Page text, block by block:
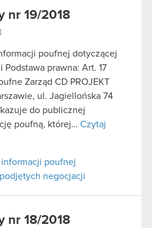
nr 19/2018
poufnej dotyczącej
prawna: Art. 17
Zarząd CD PROJEKT
ul. Jagiellońska 74
do publicznej
poufną, której… Czytaj
poufnej
negocjacji
nr 18/2018